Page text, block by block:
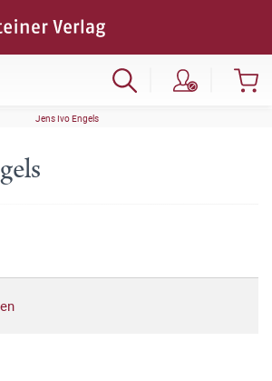
Jens Ivo Engels